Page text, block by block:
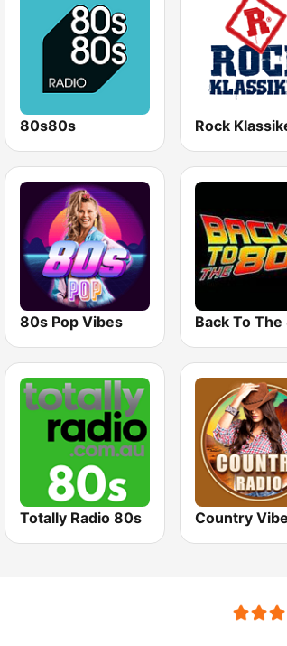
80s80s Rock
80s Pop Vibes
Totally Radio 80s Country